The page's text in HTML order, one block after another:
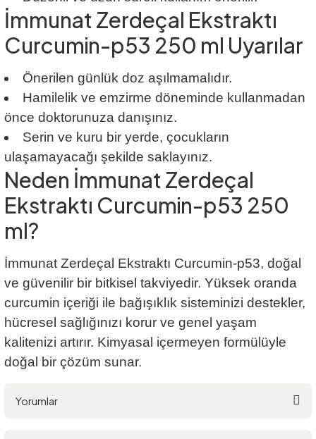
İmmunat Zerdeçal Ekstraktı
Curcumin-p53 250 ml Uyarılar
Önerilen günlük doz aşılmamalıdır.
Hamilelik ve emzirme döneminde kullanmadan
önce doktorunuza danışınız.
Serin ve kuru bir yerde, çocukların
ulaşamayacağı şekilde saklayınız.
Neden İmmunat Zerdeçal
Ekstraktı Curcumin-p53 250
ml?
İmmunat Zerdeçal Ekstraktı Curcumin-p53, doğal
ve güvenilir bir bitkisel takviyedir. Yüksek oranda
curcumin içeriği ile bağışıklık sisteminizi destekler,
hücresel sağlığınızı korur ve genel yaşam
kalitenizi artırır. Kimyasal içermeyen formülüyle
doğal bir çözüm sunar.
Yorumlar